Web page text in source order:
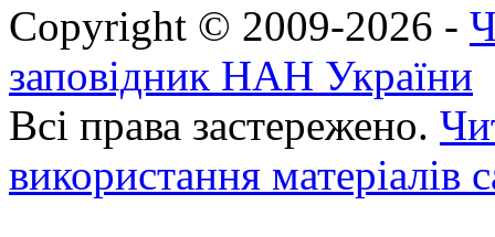
Copyright © 2009-2026 -
заповідник НАН України
Всі права застережено.
використання матеріалів